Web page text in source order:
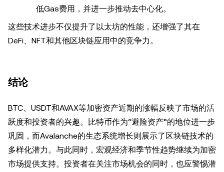
低Gas费用，并进一步推动去中心化。
这些技术进步不仅提升了以太坊的性能，还增强了其在
DeFi、NFT和其他区块链应用中的竞争力。
结论
BTC、USDT和AVAX等加密资产近期的涨幅反映了市场的活
跃度和投资者的兴趣。比特币作为“避险资产”的地位进一步
巩固，而Avalanche的生态系统增长则展示了区块链技术的
多样化潜力。与此同时，宏观经济和季节性趋势继续为加密
市场提供支持。投资者在关注市场机会的同时，也应警惕潜